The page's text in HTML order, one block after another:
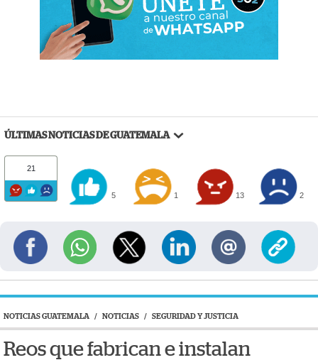
ÚLTIMAS NOTICIAS DE GUATEMALA
21
5 1 13 2
NOTICIAS GUATEMALA / NOTICIAS / SEGURIDAD Y JUSTICIA
Reos que fabrican e instalan